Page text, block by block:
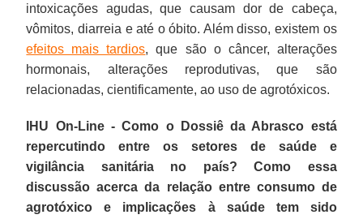
intoxicações agudas, que causam dor de cabeça,
vômitos, diarreia e até o óbito. Além disso, existem os
efeitos mais tardios, que são o câncer, alterações
hormonais, alterações reprodutivas, que são
relacionadas, cientificamente, ao uso de agrotóxicos.
IHU On-Line - Como o Dossiê da Abrasco está
repercutindo entre os setores de saúde e
vigilância sanitária no país? Como essa
discussão acerca da relação entre consumo de
agrotóxico e implicações à saúde tem sido